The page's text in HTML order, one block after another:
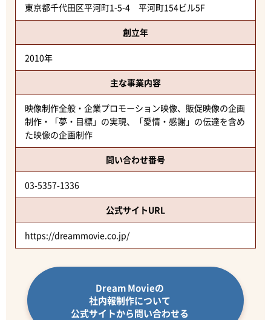
東京都千代田区平河町1-5-4 平河町154ビル5F
創立年
2010年
主な事業内容
映像制作全般・企業プロモーション映像、販促映像の企画
制作・「夢・目標」の実現、「愛情・感謝」の伝達を含め
た映像の企画制作
問い合わせ番号
03-5357-1336
公式サイトURL
https://dreammovie.co.jp/
Dream Movieの
社内報制作について
公式サイトから問い合わせる